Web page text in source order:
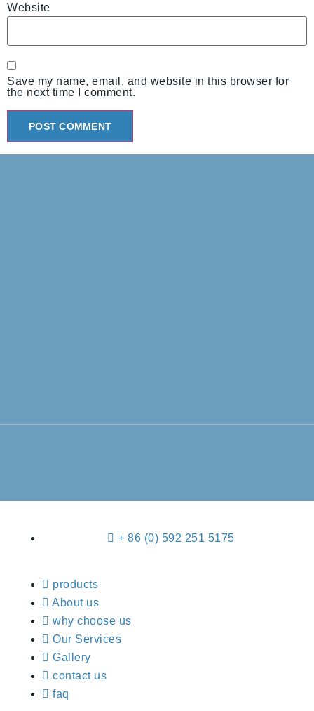
Website
Save my name, email, and website in this browser for
the next time I comment.
+ 86 (0) 592 251 5175
products
About us
why choose us
Our Services
Gallery
contact us
faq